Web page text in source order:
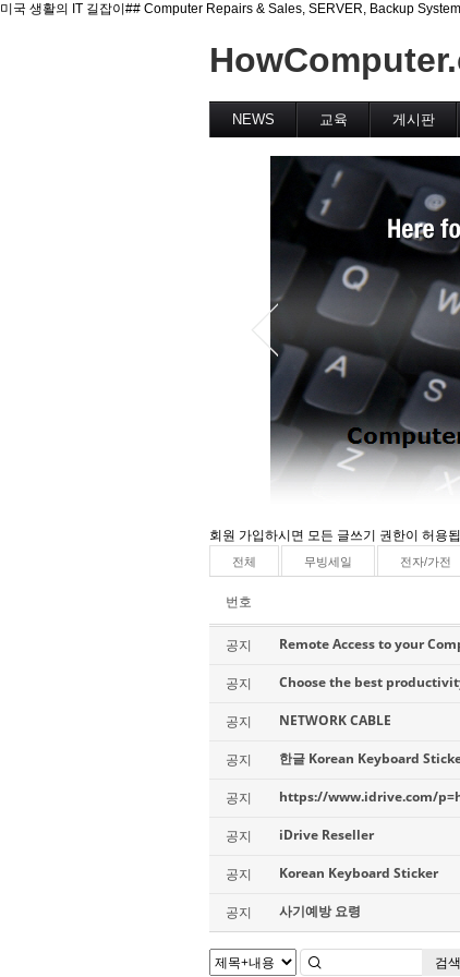
미국 생활의 IT 길잡이## Computer Repairs & Sales, SERVER, Backup
NEWS 교육 게시판
회원 가입하시면 모든 글쓰기 권한이 허용
전체 무빙세일 전자/가전
번호
공지 Remote Access to your
공지 Choose the best
공지 NETWORK CABLE
공지 한글 Korean Keyboard
공지 https://www.idrive.com/
공지 iDrive Reseller
공지 Korean Keyboard Sticker
공지 사기예방 요령
검색